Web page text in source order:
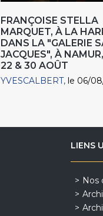
FRANÇOISE STELLA
MARQUET, À LA
DANS LA "GALERIE
JACQUES", À
22 & 30 AOÛT
YVESCALBERT le 06/
LIENS
Nos